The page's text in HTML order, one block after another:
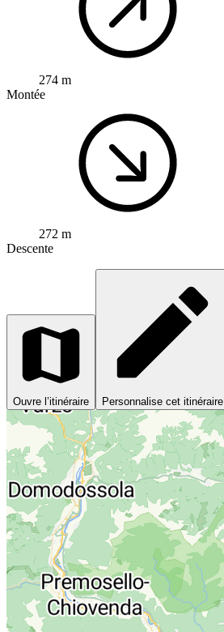
274 m
Montée
272 m
Descente
Ouvre l’itinéraire Personnalise cet itinéraire